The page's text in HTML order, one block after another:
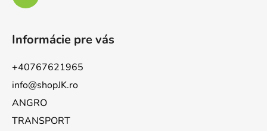
Informácie pre vás
+40767621965
info@shopJK.ro
ANGRO
TRANSPORT